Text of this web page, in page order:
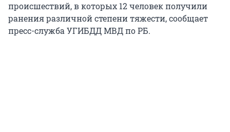
происшествий, в которых 12 человек получили
ранения различной степени тяжести, сообщает
пресс-служба УГИБДД МВД по РБ.